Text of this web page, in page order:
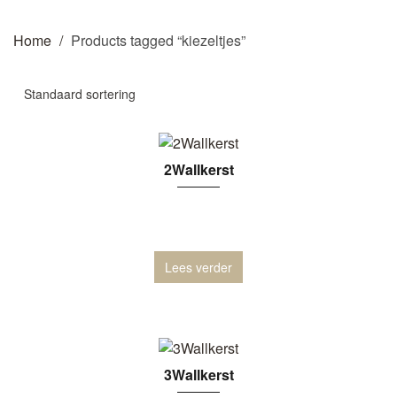
Home Products tagged “kiezeltjes”
2Wallkerst
Lees verder
3Wallkerst